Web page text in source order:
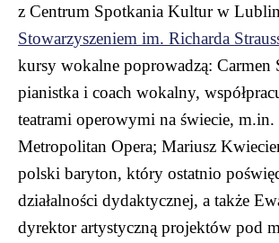
z Centrum Spotkania Kultur w
Stowarzyszeniem im. Richarda
kursy wokalne poprowadzą: Carmen
pianistka i coach wokalny,
teatrami operowymi na świecie,
Metropolitan Opera; Mariusz
polski baryton, który ostatnio
działalności dydaktycznej, a także
dyrektor artystyczną projektów pod